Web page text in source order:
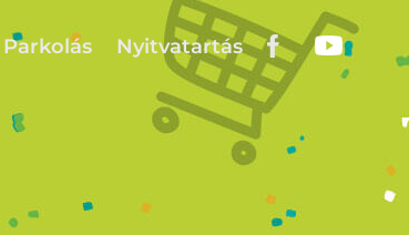
Parkolás Nyitvatartás